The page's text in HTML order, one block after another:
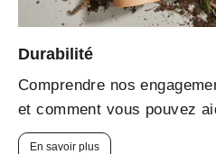
Durabilité
Comprendre nos
et comment vous pouvez
En savoir plus